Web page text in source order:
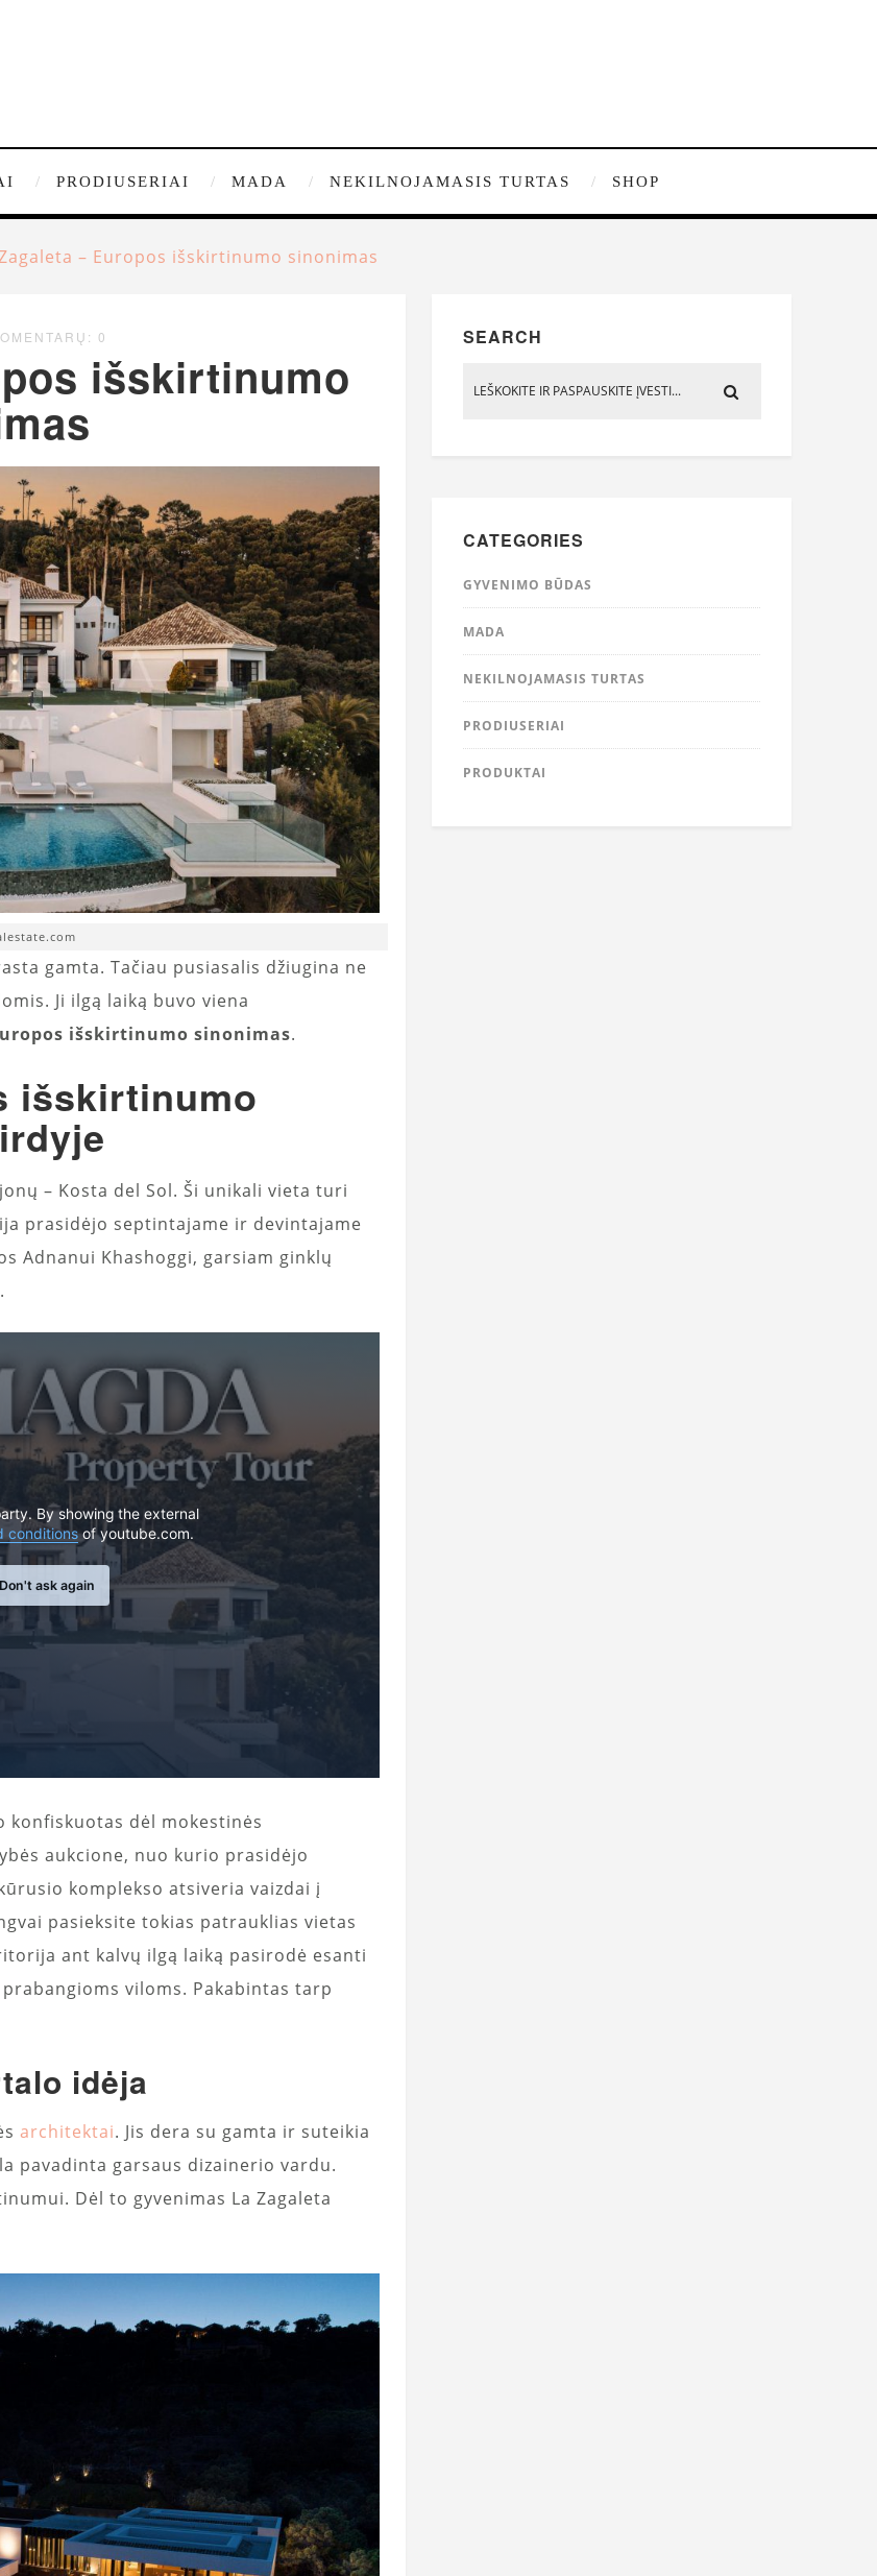
PRODIUSERIAI MADA NEKILNOJAMASIS TURTAS SHOP
– Europos išskirtinumo sinonimas
0
išskirtinumo
gamta. Tačiau pusiasalis džiugina ne
Ji ilgą laiką buvo viena
išskirtinumo sinonimas.
išskirtinumo
– Kosta del Sol. Ši unikali vieta turi
prasidėjo septintajame ir devintajame
Adnanui Khashoggi, garsiam ginklų
By showing the external
conditionsof youtube.com.
Don't ask again
konfiskuotas dėl mokestinės
aukcione, nuo kurio prasidėjo
komplekso atsiveria vaizdai į
pasieksite tokias patrauklias vietas
ant kalvų ilgą laiką pasirodė esanti
viloms. Pakabintas tarp
idėja
architektai. Jis dera su gamta ir suteikia
pavadinta garsaus dizainerio vardu.
Dėl to gyvenimas La Zagaleta
SEARCH
CATEGORIES
GYVENIMO BŪDAS
MADA
NEKILNOJAMASIS TURTAS
PRODIUSERIAI
PRODUKTAI